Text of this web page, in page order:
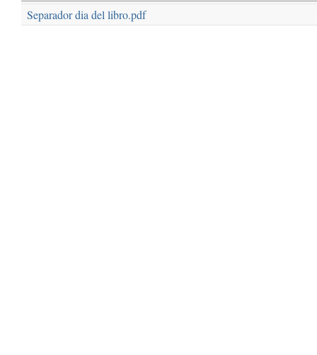
Separador dia del libro.pdf